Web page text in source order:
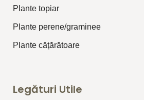
Plante topiar
Plante perene/graminee
Plante cățărătoare
Legături Utile